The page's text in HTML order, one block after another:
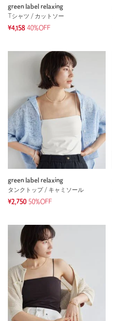
green label relaxing
Tシャツ / カットソー
¥4,158 40%OFF
green label relaxing
タンクトップ / キャミソール
¥2,750 50%OFF